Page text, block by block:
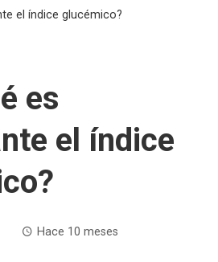
el índice glucémico?
es
el índice
Hace 10 meses